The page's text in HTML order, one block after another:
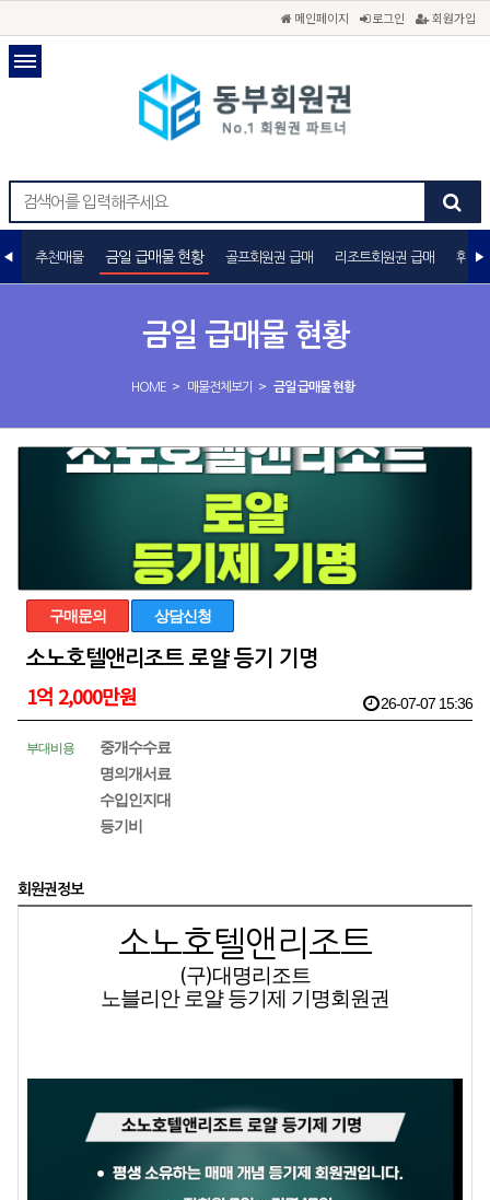
메인페이지 로그인 회원가입
금일 급매물 현황
HOME > 매물전체보기 > 금일 급매물 현황
추천매물 금일 급매물 현황 골프회원권 급매 리조트회원권 급매 휘트
구매문의 상담신청
소노호텔앤리조트 로얄 등기 기명
1억 2,000만원
부대비용
중개수수료
명의개서료
수입인지대
등기비
26-07-07 15:36
회원권정보
소노호텔앤리조트
(구)대명리조트
노블리안 로얄 등기제 기명회원권